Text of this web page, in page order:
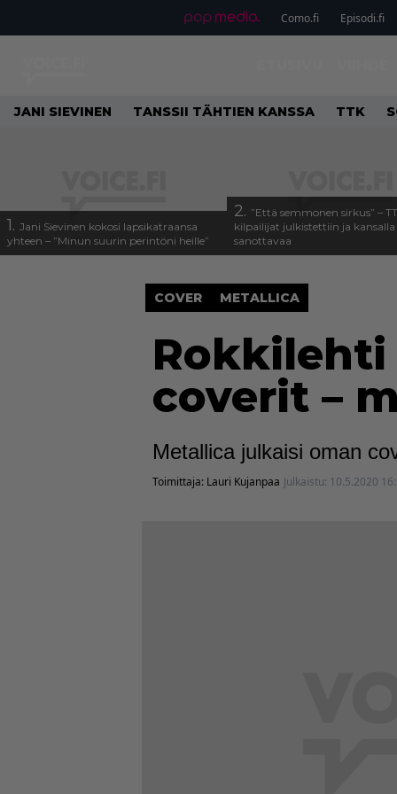
Como.fi Episodi.fi
JANI SIEVINEN TANSSII TÄHTIEN KANSSA TTK
1. Jani Sievinen kokosi lapsikatraansa
yhteen – ”Minun suurin perintöni heille”
2. ”Että semmonen sirkus” –
kilpailijat julkistettiin ja
sanottavaa
COVER METALLICA
Rokkilehti
coverit –
Metallica julkaisi oman
Toimittaja: Lauri Kujanpaa Julkaistu: 10.5.2020